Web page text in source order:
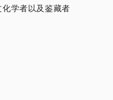
学者以及鉴藏者